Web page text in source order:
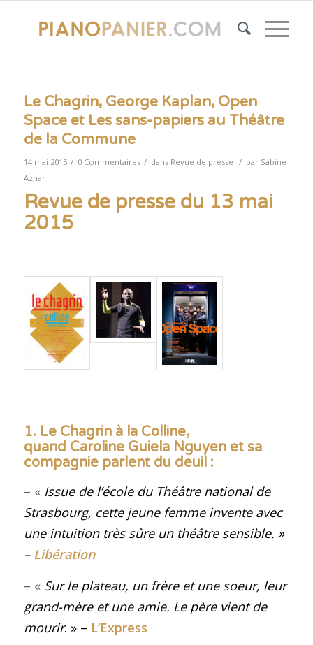
Le Chagrin, George Kaplan, Open
Space et Les sans-papiers au Théâtre
de la Commune
14 mai 2015 / 0 Commentaires / dans Revue de presse / par Sabine
Aznar
Revue de presse du 13 mai
2015
1. Le Chagrin à la Colline,
quand Caroline Guiela Nguyen et sa
compagnie parlent du deuil :
– « Issue de l’école du Théâtre national de
Strasbourg, cette jeune femme invente avec
une intuition très sûre un théâtre sensible. »
– Libération
– « Sur le plateau, un frère et une soeur, leur
grand-mère et une amie. Le père vient de
mourir. » – L’Express